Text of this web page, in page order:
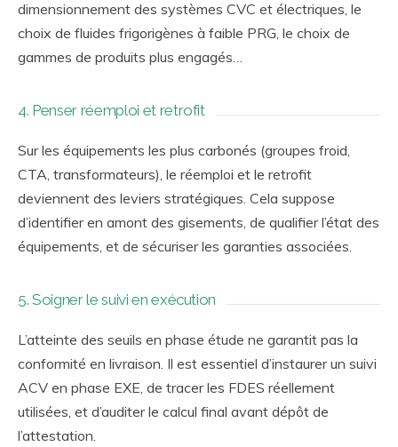
dimensionnement des systèmes CVC et électriques, le
choix de fluides frigorigènes à faible PRG, le choix de
gammes de produits plus engagés…
4. Penser réemploi et retrofit
Sur les équipements les plus carbonés (groupes froid,
CTA, transformateurs), le réemploi et le retrofit
deviennent des leviers stratégiques. Cela suppose
d’identifier en amont des gisements, de qualifier l’état des
équipements, et de sécuriser les garanties associées.
5. Soigner le suivi en exécution
L’atteinte des seuils en phase étude ne garantit pas la
conformité en livraison. Il est essentiel d’instaurer un suivi
ACV en phase EXE, de tracer les FDES réellement
utilisées, et d’auditer le calcul final avant dépôt de
l’attestation.